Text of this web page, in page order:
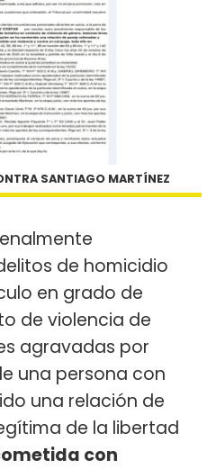
SANTIAGO MARTÍNEZ
de homicidio
en grado de
de violencia de
agravadas por
una persona con
una relación de
de la libertad
con